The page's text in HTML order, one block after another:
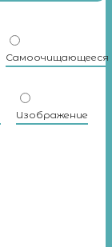
Самоочищающееся
Изображение